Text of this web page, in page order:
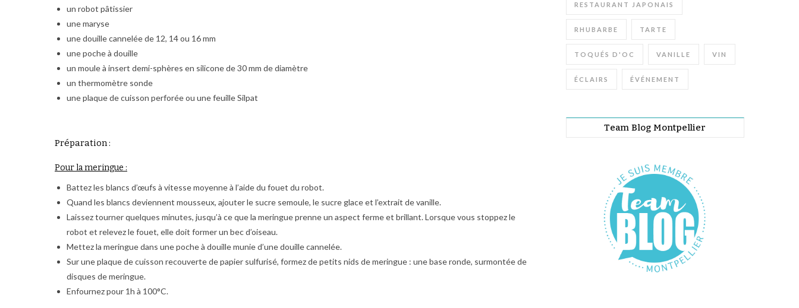
un robot pâtissier
une maryse
une douille cannelée de 12, 14 ou 16 mm
une poche à douille
un moule à insert demi-sphères en silicone de 30 mm de diamètre
un thermomètre sonde
une plaque de cuisson perforée ou une feuille Silpat
Préparation :
Pour la meringue :
Battez les blancs d’œufs à vitesse moyenne à l’aide du fouet du robot.
Quand les blancs deviennent mousseux, ajouter le sucre semoule, le sucre glace et l’extrait de vanille.
Laissez tourner quelques minutes, jusqu’à ce que la meringue prenne un aspect ferme et brillant. Lorsque vous stoppez le
robot et relevez le fouet, elle doit former un bec d’oiseau.
Mettez la meringue dans une poche à douille munie d’une douille cannelée.
Sur une plaque de cuisson recouverte de papier sulfurisé, formez de petits nids de meringue : une base ronde, surmontée de
disques de meringue.
Enfournez pour 1h à 100°C.
RESTAURANT JAPONAIS
RHUBARBE TARTE
TOQUÉS D'OC VANILLE VIN
ÉCLAIRS ÉVÉNEMENT
Team Blog Montpellier